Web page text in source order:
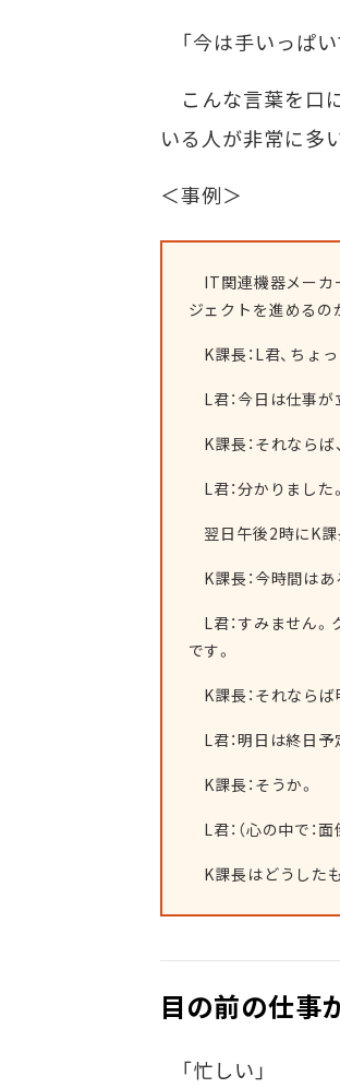
「今は手いっぱい
こんな言葉を口
いる人が非常に多
＜事例＞
IT関連機器メーカ
ジェクトを進めるの
K課長：L君、ちょ
L君：今日は仕事が
K課長：それならば
L君：分かりました
翌日午後2時にK課
K課長：今時間はあ
L君：すみません。
です。
K課長：それなら
L君：明日は終日予
K課長：そうか。
L君：（心の中で：
K課長はどうした
目の前の仕事
「忙しい」